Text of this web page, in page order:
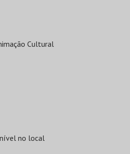
Cultural
no local